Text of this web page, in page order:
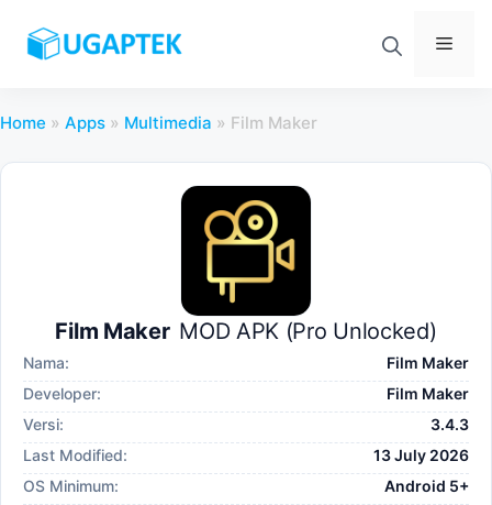
Home » Apps » Multimedia » Film Maker
Film Maker MOD APK (Pro Unlocked)
Nama:
Film Maker
Developer:
Film Maker
Versi:
3.4.3
Last Modified:
13 July 2026
OS Minimum:
Android 5+